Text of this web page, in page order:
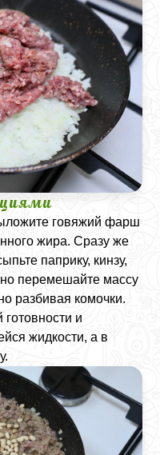
говяжий фарш
жира. Сразу же
паприку, кинзу,
перемешайте массу
разбивая комочки.
и
жидкости, а в